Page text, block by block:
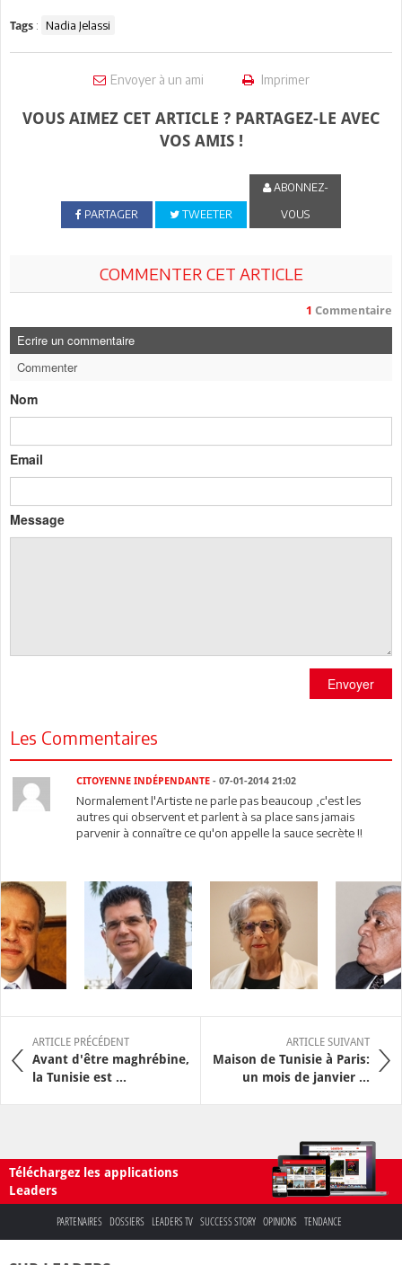
Tags : Nadia Jelassi
Envoyer à un ami Imprimer
VOUS AIMEZ CET ARTICLE ? PARTAGEZ-LE AVEC
VOS AMIS !
PARTAGER TWEETER
ABONNEZ-
VOUS
COMMENTER CET ARTICLE
1 Commentaire
Ecrire un commentaire
Commenter
Nom
Email
Message
Envoyer
Les Commentaires
CITOYENNE INDÉPENDANTE - 07-01-2014 21:02
Normalement l'Artiste ne parle pas beaucoup ,c'est les
autres qui observent et parlent à sa place sans jamais
parvenir à connaître ce qu'on appelle la sauce secrète !!
ARTICLE PRÉCÉDENT
Avant d'être maghrébine,
la Tunisie est ...
ARTICLE SUIVANT
Maison de Tunisie à Paris:
un mois de janvier ...
Téléchargez les applications
Leaders
PARTENAIRES DOSSIERS LEADERS TV SUCCESS STORY OPINIONS TENDANCE